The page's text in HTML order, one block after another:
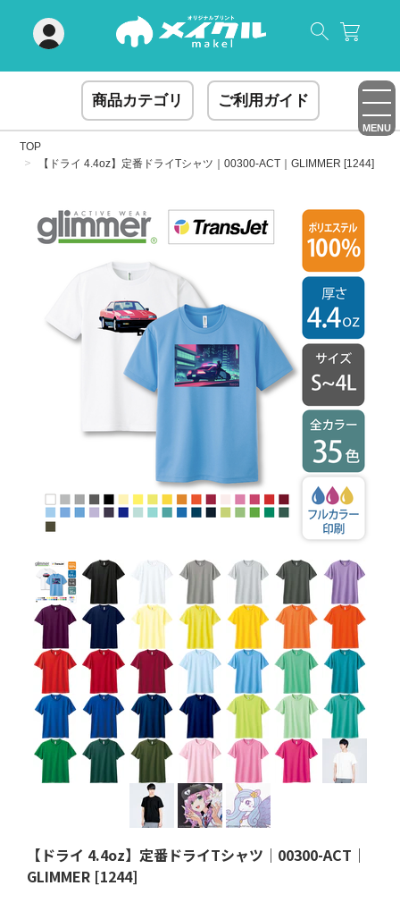
商品カテゴリ ご利用ガイド
MENU
TOP
【ドライ 4.4oz】定番ドライTシャツ｜00300-ACT｜GLIMMER [1244]
【ドライ 4.4oz】定番ドライTシャツ｜00300-ACT｜
GLIMMER [1244]